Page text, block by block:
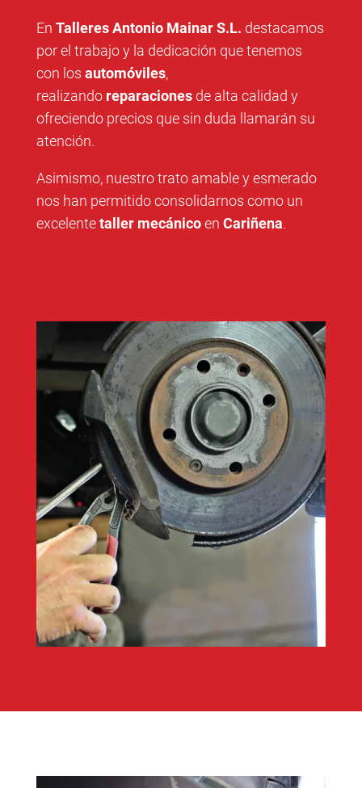
En Talleres Antonio Mainar S.L. destacamos
por el trabajo y la dedicación que tenemos
con los automóviles,
realizando reparaciones de alta calidad y
ofreciendo precios que sin duda llamarán su
atención.
Asimismo, nuestro trato amable y esmerado
nos han permitido consolidarnos como un
excelentetaller mecánicoen Cariñena.